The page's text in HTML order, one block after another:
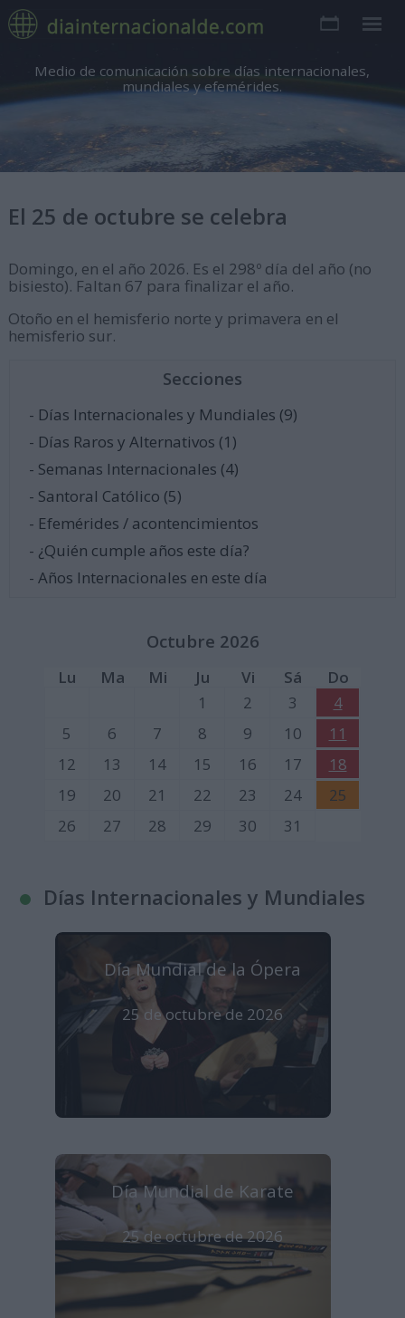
Medio de comunicación sobre días internacionales,
mundiales y efemérides.
El 25 de octubre se celebra
Domingo, en el año 2026. Es el 298º día del año (no
bisiesto). Faltan 67 para finalizar el año.
Otoño en el hemisferio norte y primavera en el
hemisferio sur.
Secciones
- Días Internacionales y Mundiales (9)
- Días Raros y Alternativos (1)
- Semanas Internacionales (4)
- Santoral Católico (5)
- Efemérides / acontencimientos
- ¿Quién cumple años este día?
- Años Internacionales en este día
Octubre 2026
Lu Ma Mi Ju Vi Sá
Do
1
2 3
4
5
6 7 8 9 10
11
12
13 14 15 16 17
18
19
20 21 22 23 24
25
26
27 28 29 30 31
Días Internacionales y Mundiales
Día Mundial de la Ópera
25 de octubre de 2026
Día Mundial de Karate
25 de octubre de 2026